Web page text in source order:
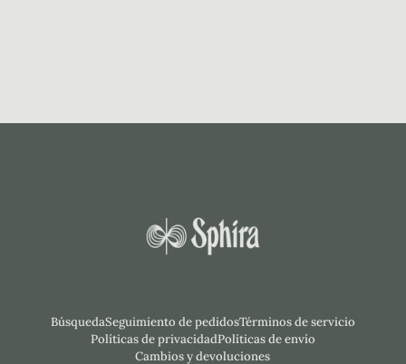
BúsquedaSeguimiento de pedidosTérminos de servicio
Políticas de privacidadPolíticas de envío
Cambios y devoluciones